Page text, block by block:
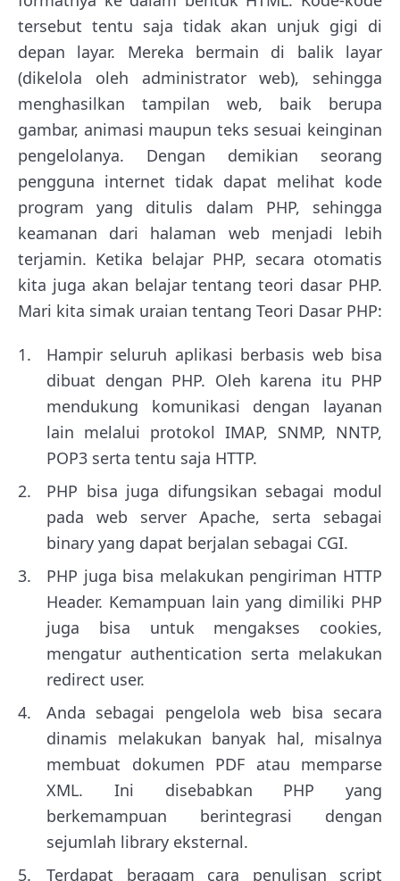
tersebut tentu saja tidak akan unjuk gigi di
depan layar. Mereka bermain di balik layar
(dikelola oleh administrator web), sehingga
menghasilkan tampilan web, baik berupa
gambar, animasi maupun teks sesuai keinginan
pengelolanya. Dengan demikian seorang
pengguna internet tidak dapat melihat kode
program yang ditulis dalam PHP, sehingga
keamanan dari halaman web menjadi lebih
terjamin. Ketika belajar PHP, secara otomatis
kita juga akan belajar tentang teori dasar PHP.
Mari kita simak uraian tentang Teori Dasar PHP:
Hampir seluruh aplikasi berbasis web bisa
dibuat dengan PHP. Oleh karena itu PHP
mendukung komunikasi dengan layanan
lain melalui protokol IMAP, SNMP, NNTP,
POP3 serta tentu saja HTTP.
PHP bisa juga difungsikan sebagai modul
pada web server Apache, serta sebagai
binary yang dapat berjalan sebagai CGI.
PHP juga bisa melakukan pengiriman HTTP
Header. Kemampuan lain yang dimiliki PHP
juga bisa untuk mengakses cookies,
mengatur authentication serta melakukan
redirect user.
Anda sebagai pengelola web bisa secara
dinamis melakukan banyak hal, misalnya
membuat dokumen PDF atau memparse
XML. Ini disebabkan PHP yang
berkemampuan berintegrasi dengan
sejumlah library eksternal.
Terdapat beragam cara penulisan script